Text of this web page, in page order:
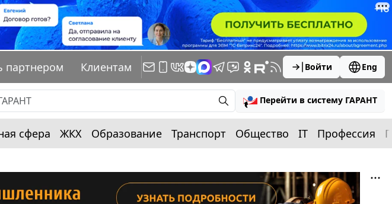
партнером Клиентам Войти Eng
Перейти в систему ГАРАНТ
сфера ЖКХ Образование Транспорт Общество IT Профессия